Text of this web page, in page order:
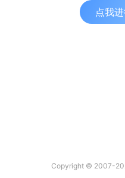
点我
Copyright © 2007-